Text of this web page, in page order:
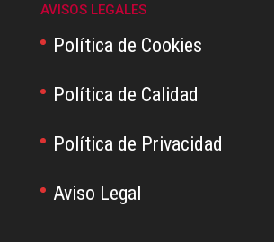
AVISOS LEGALES
Política de Cookies
Política de Calidad
Política de Privacidad
Aviso Legal